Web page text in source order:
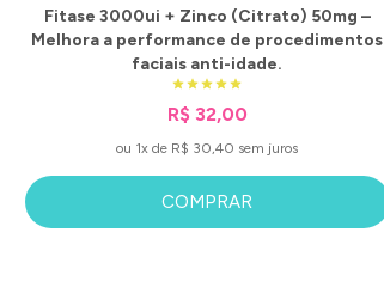
Fitase 3000ui + Zinco (Citrato) 50mg –
Melhora a performance de procedimentos
faciais anti-idade.
R$ 32,00
ou 1x de R$ 30,40 sem juros
COMPRAR